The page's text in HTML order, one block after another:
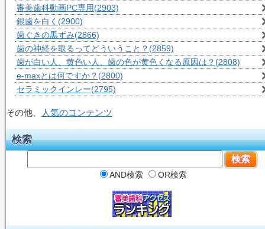
審美歯科動画PC専用(2903)
銀歯を白く (2900)
歯ぐきの黒ずみ(2866)
歯の神経を取るってどういうこと？ (2859)
歯が白い人、黄色い人、歯の色が黄色くなる原因は？ (2808)
e-maxとは何ですか？ (2800)
セラミックインレー(2795)
その他、 人気のコンテンツ
検索
AND検索 OR検索